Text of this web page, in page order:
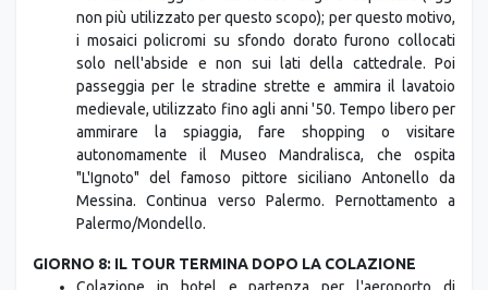
solo nell'abside e non sui lati della cattedrale. Poi
passeggia per le stradine strette e ammira il lavatoio
medievale, utilizzato fino agli anni '50. Tempo libero per
ammirare la spiaggia, fare shopping o visitare
autonomamente il Museo Mandralisca, che ospita
"L'Ignoto" del famoso pittore siciliano Antonello da
Messina. Continua verso Palermo. Pernottamento a
Palermo/Mondello.
GIORNO 8: IL TOUR TERMINA DOPO LA COLAZIONE
Colazione in hotel e partenza per l'aeroporto di
Palermo. Restituzione dell'auto al banco noleggio. Fine
dei nostri servizi.